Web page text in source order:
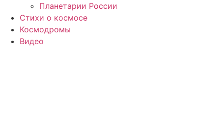
Планетарии России
Стихи о космосе
Космодромы
Видео